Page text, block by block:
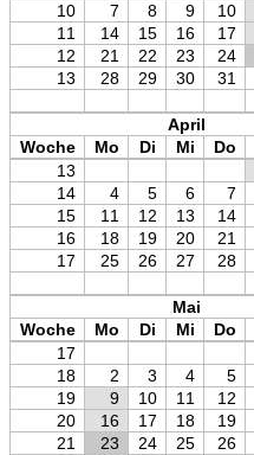
10
7 8 9 10
11
14 15 16 17
12
21 22 23 24
13
28 29 30 31
April
Woche
Mo Di Mi Do
13
14
4 5 6 7
15
11 12 13 14
16
18 19 20 21
17
25 26 27 28
Mai
Woche
Mo Di Mi Do
17
18
2 3 4 5
19
9 10 11 12
20
16 17 18 19
21
23 24 25 26